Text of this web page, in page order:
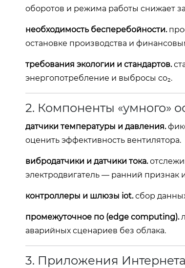
оборотов и режима работы снижает
необходимость бесперебойности.
остановке производства и
требования экологии и стандартов.
энергопотребление и выбросы co₂.
2. Компоненты «умного»
датчики температуры и давления.
оценить эффективность вентилятора.
вибродатчики и датчики тока.
электродвигатель — ранний
контроллеры и шлюзы iot.сбор
промежуточное по (edge computing).
аварийных сценариев без облака.
3. Приложения